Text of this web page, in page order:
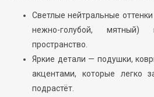
Светлые нейтральные
нежно-голубой, мятный)
пространство.
Яркие детали — подушки,
акцентами, которые легко
подрастёт.